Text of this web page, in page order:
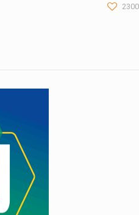
2300